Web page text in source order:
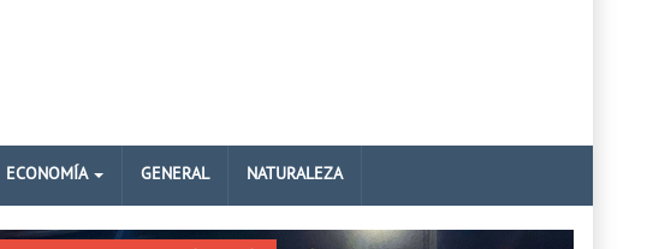
ECONOMÍA GENERAL NATURALEZA